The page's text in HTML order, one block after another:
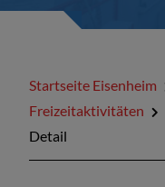
Startseite Eisenheim
Freizeitaktivitäten
Detail